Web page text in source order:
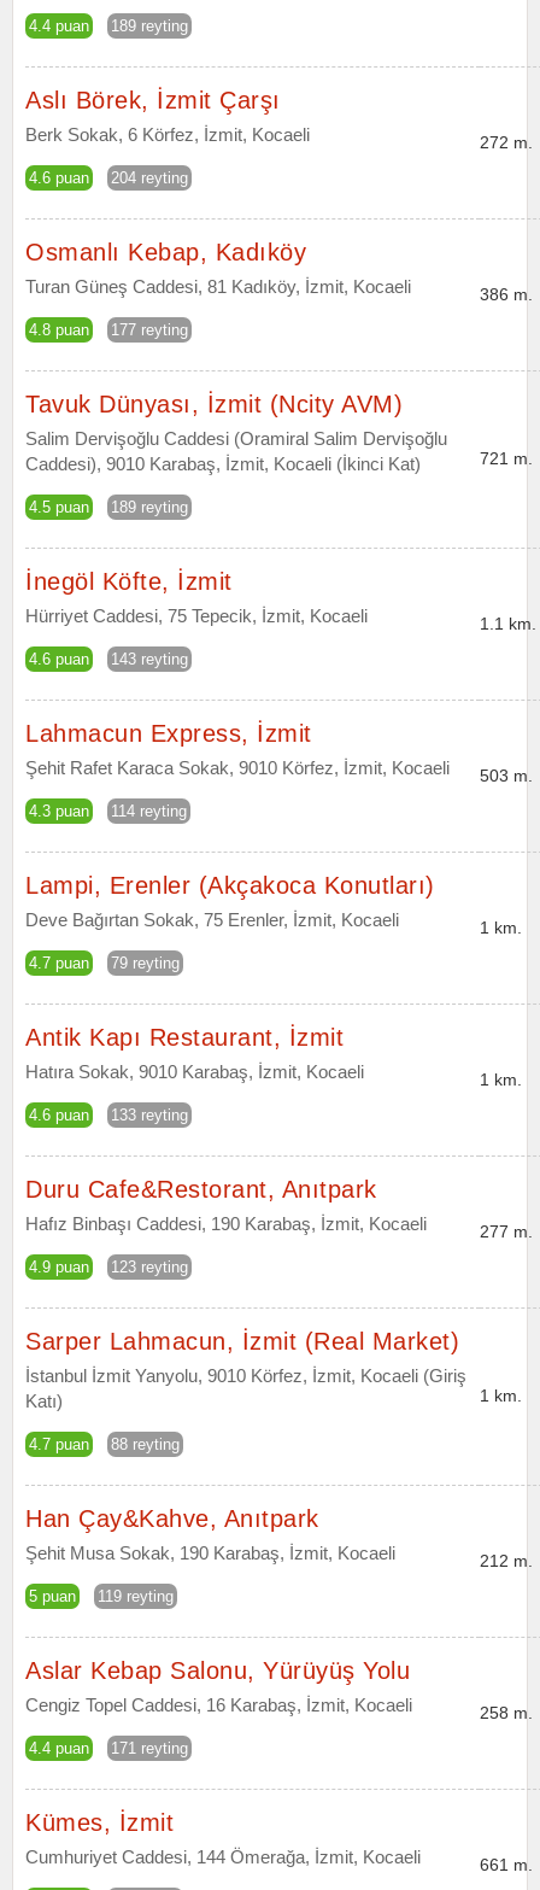
4.4 puan 189 reyting
Aslı Börek, İzmit Çarşı
Berk Sokak, 6 Körfez, İzmit, Kocaeli
4.6 puan 204 reyting
272 m.
Osmanlı Kebap, Kadıköy
Turan Güneş Caddesi, 81 Kadıköy, İzmit, Kocaeli
4.8 puan 177 reyting
386 m.
Tavuk Dünyası, İzmit (Ncity AVM)
Salim Dervişoğlu Caddesi (Oramiral Salim Dervişoğlu
Caddesi), 9010 Karabaş, İzmit, Kocaeli (İkinci Kat)
4.5 puan 189 reyting
721 m.
İnegöl Köfte, İzmit
Hürriyet Caddesi, 75 Tepecik, İzmit, Kocaeli
4.6 puan 143 reyting
1.1 km.
Lahmacun Express, İzmit
Şehit Rafet Karaca Sokak, 9010 Körfez, İzmit, Kocaeli
4.3 puan 114 reyting
503 m.
Lampi, Erenler (Akçakoca Konutları)
Deve Bağırtan Sokak, 75 Erenler, İzmit, Kocaeli
4.7 puan 79 reyting
1 km.
Antik Kapı Restaurant, İzmit
Hatıra Sokak, 9010 Karabaş, İzmit, Kocaeli
4.6 puan 133 reyting
1 km.
Duru Cafe&Restorant, Anıtpark
Hafız Binbaşı Caddesi, 190 Karabaş, İzmit, Kocaeli
4.9 puan 123 reyting
277 m.
Sarper Lahmacun, İzmit (Real Market)
İstanbul İzmit Yanyolu, 9010 Körfez, İzmit, Kocaeli (Giriş
Katı)
4.7 puan 88 reyting
1 km.
Han Çay&Kahve, Anıtpark
Şehit Musa Sokak, 190 Karabaş, İzmit, Kocaeli
5 puan 119 reyting
212 m.
Aslar Kebap Salonu, Yürüyüş Yolu
Cengiz Topel Caddesi, 16 Karabaş, İzmit, Kocaeli
4.4 puan 171 reyting
258 m.
Kümes, İzmit
Cumhuriyet Caddesi, 144 Ömerağa, İzmit, Kocaeli 661 m.